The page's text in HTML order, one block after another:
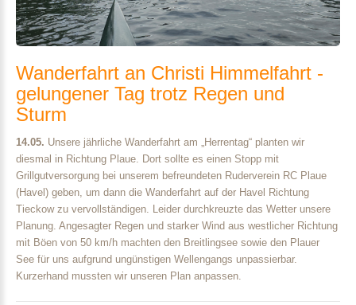
Wanderfahrt an Christi Himmelfahrt -
gelungener Tag trotz Regen und
Sturm
14.05. Unsere jährliche Wanderfahrt am „Herrentag“ planten wir
diesmal in Richtung Plaue. Dort sollte es einen Stopp mit
Grillgutversorgung bei unserem befreundeten Ruderverein RC Plaue
(Havel) geben, um dann die Wanderfahrt auf der Havel Richtung
Tieckow zu vervollständigen. Leider durchkreuzte das Wetter unsere
Planung. Angesagter Regen und starker Wind aus westlicher Richtung
mit Böen von 50 km/h machten den Breitlingsee sowie den Plauer
See für uns aufgrund ungünstigen Wellengangs unpassierbar.
Kurzerhand mussten wir unseren Plan anpassen.